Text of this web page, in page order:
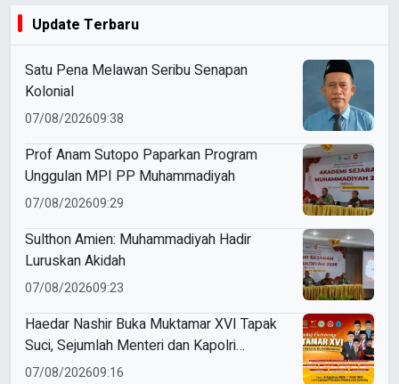
Update Terbaru
Satu Pena Melawan Seribu Senapan
Kolonial
07/08/202609:38
Prof Anam Sutopo Paparkan Program
Unggulan MPI PP Muhammadiyah
07/08/202609:29
Sulthon Amien: Muhammadiyah Hadir
Luruskan Akidah
07/08/202609:23
Haedar Nashir Buka Muktamar XVI Tapak
Suci, Sejumlah Menteri dan Kapolri
Dijadwalkan Hadir
07/08/202609:16